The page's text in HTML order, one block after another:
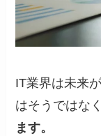
IT業界は未来
はそうではな
ます。